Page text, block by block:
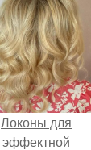
Локоны для
эффектной